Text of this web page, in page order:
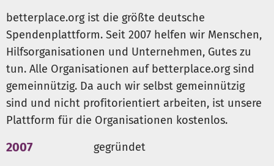
betterplace.org ist die größte deutsche
Spendenplattform. Seit 2007 helfen wir Menschen,
Hilfsorganisationen und Unternehmen, Gutes zu
tun. Alle Organisationen auf betterplace.org sind
gemeinnützig. Da auch wir selbst gemeinnützig
sind und nicht profitorientiert arbeiten, ist unsere
Plattform für die Organisationen kostenlos.
2007 gegründet